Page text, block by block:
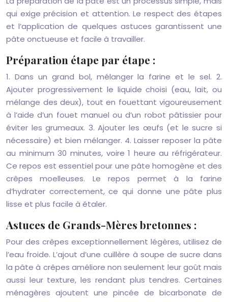
qui exige précision et attention. Le respect des étapes
et l’application de quelques astuces garantissent une
pâte onctueuse et facile à travailler.
Préparation étape par étape :
1. Dans un grand bol, mélanger la farine et le sel. 2.
Ajouter progressivement le liquide choisi (eau, lait, ou
mélange des deux), tout en fouettant vigoureusement
à l’aide d’un fouet manuel ou d’un robot pâtissier pour
éviter les grumeaux. 3. Ajouter les œufs (et le sucre si
nécessaire) et bien mélanger. 4. Laisser reposer la pâte
au minimum 30 minutes, voire 1 heure au réfrigérateur.
Ce repos est essentiel pour une pâte homogène et des
crêpes moelleuses. Le repos permet à la farine
d’hydrater correctement, ce qui donne une pâte plus
lisse et plus facile à étaler.
Astuces de Grands-Mères bretonnes :
Pour des crêpes exceptionnellement légères, utilisez de
l’eau froide. L’ajout d’une cuillère à soupe de sucre dans
la pâte à crêpes améliore non seulement leur goût mais
aussi leur texture, les rendant plus tendres. Certaines
ménagères ajoutent une pincée de bicarbonate de